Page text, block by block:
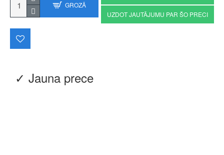
✓ Jauna prece
GROZĀ
UZDOT JAUTĀJUMU PAR ŠO PRECI